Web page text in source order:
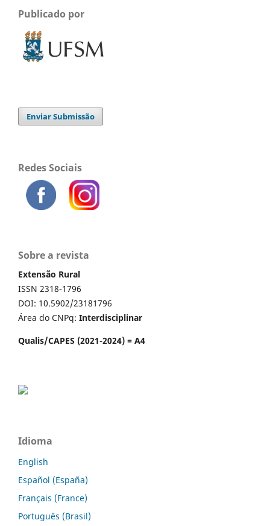
Publicado por
Enviar Submissão
Redes Sociais
Sobre a revista
Extensão Rural
ISSN 2318-1796
DOI: 10.5902/23181796
Área do CNPq: Interdisciplinar
Qualis/CAPES (2021-2024) = A4
Idioma
English
Español (España)
Français (France)
Português (Brasil)